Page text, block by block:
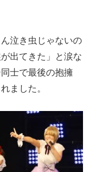
泣き虫じゃないの
出てきた」と涙な
士で最後の抱擁
ました。